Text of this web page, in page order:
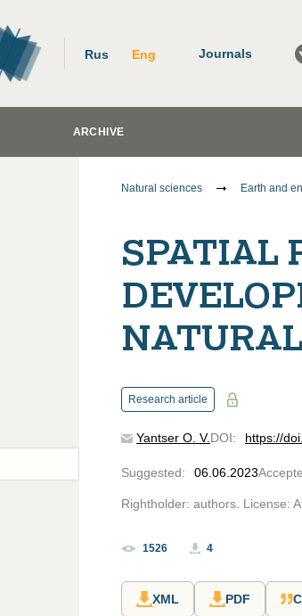
Rus Eng Journals
ARCHIVE
Natural sciences Earth and
SPATIAL
Research article
Yantser O. V.DOI: https://
Suggested: 06.06.2023
Rightholder: authors. License:
1526 4
XML PDF